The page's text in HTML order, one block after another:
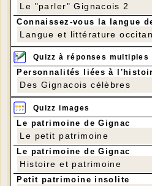
Le "parler" Gignacois 2
Connaissez-vous la langue
Langue et littérature
Quizz à réponses multiples
Personnalités liées à
Des Gignacois célèbres
Quizz images
Le patrimoine de Gignac
Le petit patrimoine
Le patrimoine de Gignac
Histoire et patrimoine
Petit patrimoine insolite